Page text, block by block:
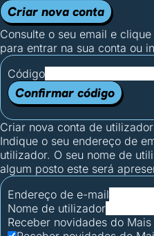
Criar nova conta
Consulte o seu email e
para entrar na sua conta ou
Código
Confirmar código
Criar nova conta de utilizador
Indique o seu endereço de
utilizador. O seu nome de
algum posto este será
Endereço de e-mail
Nome de utilizador
Receber novidades do